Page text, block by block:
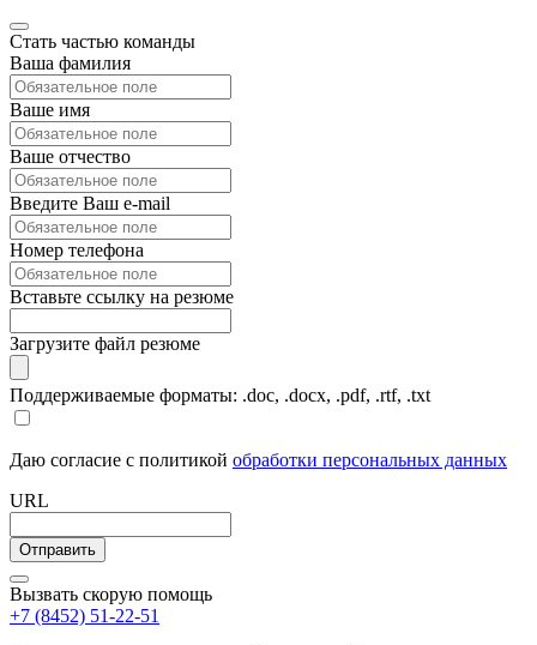
Стать частью команды
Ваша фамилия
Ваше имя
Ваше отчество
Введите Ваш e-mail
Номер телефона
Вставьте ссылку на резюме
Загрузите файл резюме
Поддерживаемые форматы: .doc, .docx, .pdf, .rtf, .txt
Даю согласие с политикой обработки персональных данных
URL
Вызвать скорую помощь
+7 (8452) 51-22-51